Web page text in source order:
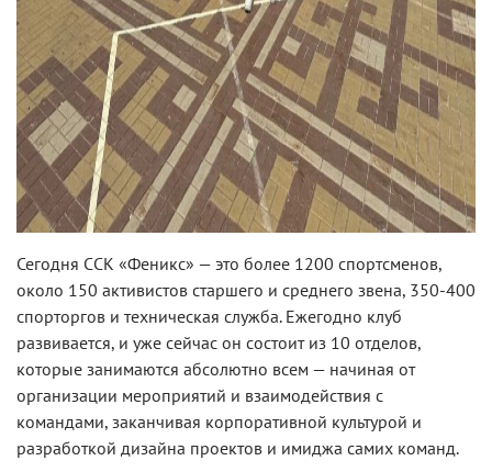
Сегодня ССК «Феникс» — это более 1200 спортсменов,
около 150 активистов старшего и среднего звена, 350-400
спорторгов и техническая служба. Ежегодно клуб
развивается, и уже сейчас он состоит из 10 отделов,
которые занимаются абсолютно всем — начиная от
организации мероприятий и взаимодействия с
командами, заканчивая корпоративной культурой и
разработкой дизайна проектов и имиджа самих команд.